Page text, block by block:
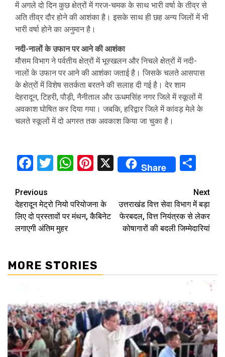
में अगले दो दिन कुछ क्षेत्रों में गरज-चमक के साथ भारी वर्षा के तीव्र से
अति तीव्र दौर होने की आशंका है। इसके साथ ही छह अन्य जिलों में भी
भारी वर्षा होने का अनुमान है।
नदी-नालों के उफान पर आने की आशंका
मौसम विभाग ने पर्वतीय क्षेत्रों में भूस्खलन और निचले क्षेत्रों में नदी-
नालों के उफान पर आने की आशंका जताई है। जिसके चलते आसपास
के क्षेत्रों में विशेष सतर्कता बरतने की सलाह दी गई है। देर शाम
देहरादून, टिहरी, पौड़ी, नैनीताल और ऊधमसिंह नगर जिले में स्कूलों में
अवकाश घोषित कर दिया गया। जबकि, हरिद्वार जिले में कांवड़ मेले के
चलते स्कूलों में दो अगस्त तक अवकाश किया जा चुका है।
Facebook
Twitter
WhatsApp
Pinterest
X Share
Continue
Reading
Previous
देहरादून मेट्रो नियो परियोजना के
लिए दो प्रस्तावों पर मंथन, कैबिनेट
लगाएगी अंतिम मुहर
Next
उत्तराखंड वित्त सेवा विभाग में बड़ा
फेरबदल, वित्त नियंत्रक से लेकर
कोषागारों की बदली जिम्मेदारियां
MORE STORIES